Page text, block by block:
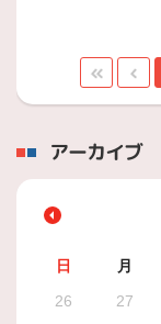
アーカイブ
日 月
26
27